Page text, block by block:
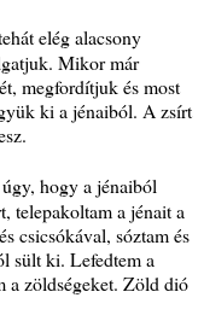
elég alacsony
Mikor már
megfordítjuk és most
ki a jénaiból. A zsírt
hogy a jénaiból
telepakoltam a jénait a
csicsókával, sóztam és
sült ki. Lefedtem a
a zöldségeket. Zöld dió